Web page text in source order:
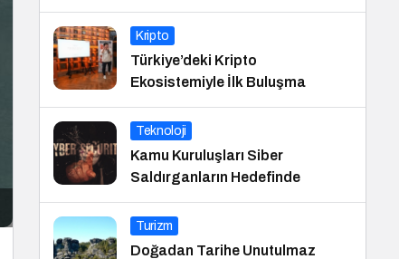
Kripto
Türkiye’deki Kripto
Ekosistemiyle İlk Buluşma
Teknoloji
Kamu Kuruluşları Siber
Saldırganların Hedefinde
Turizm
Doğadan Tarihe Unutulmaz